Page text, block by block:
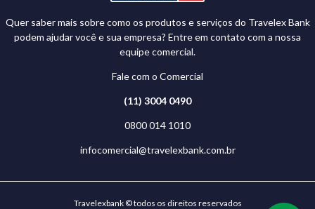
Quer saber mais sobre como os produtos e serviços do Travelex Bank
podem ajudar você e sua empresa? Entre em contato com a nossa
equipe comercial.
Fale com o Comercial
(11) 3004 0490
0800 014 1010
infocomercial@travelexbank.com.br
Travelexbank © todos os direitos reservados